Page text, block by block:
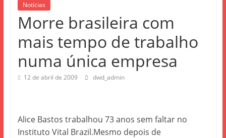
Notícias
Morre brasileira com
mais tempo de trabalho
numa única empresa
12 de abril de 2009 dwd_admin
Alice Bastos trabalhou 73 anos sem faltar no
Instituto Vital Brazil.Mesmo depois de